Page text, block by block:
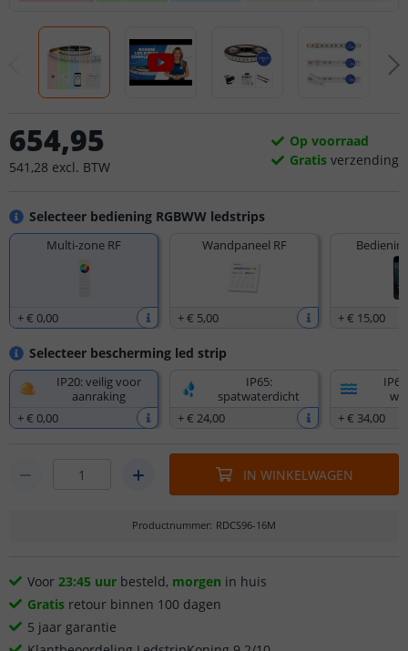
Selecteer bediening RGBWW ledstrips
Multi-zone RF
+€ 0,00
Wandpaneel RF
+€ 5,00 +€ 15,00
Selecteer bescherming led strip
IP20: veilig voor
aanraking
+€ 0,00
IP65:
spatwaterdicht
+€ 24,00
+€ 34,00
654,95
541 ,28 excl. BTW
Op voorraad
Gratis verzending
IN WINKELWAGEN
Productnummer: RDCS96-16M
Voor 23:45 uur besteld, morgen in huis
Gratis retour binnen 100 dagen
5 jaar garantie